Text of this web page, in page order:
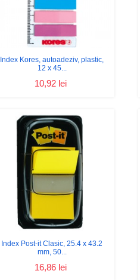
Index Kores, autoadeziv, plastic,
12 x 45...
10,92 lei
Index Post-it Clasic, 25.4 x 43.2
mm, 50...
16,86 lei